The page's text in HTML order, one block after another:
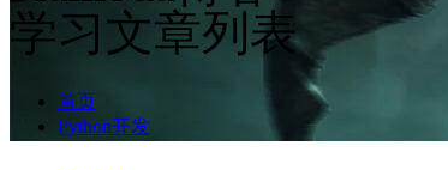
学习文章列表
首页
Python开发